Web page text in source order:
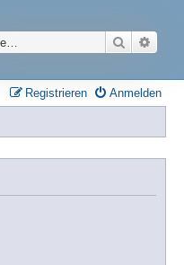
Suche
Anmelden
Registrieren